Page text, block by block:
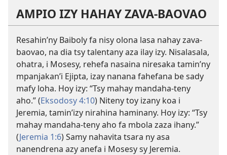
AMPIO IZY HAHAY ZAVA-BAOVAO
Resahin’ny Baiboly fa nisy olona lasa nahay zava-
baovao, na dia tsy talentany aza ilay izy. Nisalasala,
ohatra, i Mosesy, rehefa nasaina niresaka tamin’ny
mpanjakan’i Ejipta, izay nanana fahefana be sady
mafy loha. Hoy izy: “Tsy mahay mandaha-teny
aho.” (Eksodosy 4:10) Niteny toy izany koa i
Jeremia, tamin’izy nirahina haminany. Hoy izy: “Tsy
mahay mandaha-teny aho fa mbola zaza ihany.”
(Jeremia 1:6) Samy nahavita tsara ny asa
nanendrena azy anefa i Mosesy sy Jeremia.